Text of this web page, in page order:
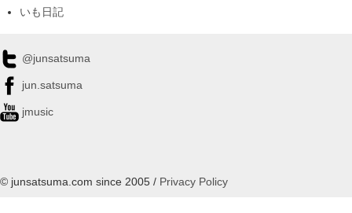
いも日記
@junsatsuma
jun.satsuma
jmusic
© junsatsuma.com since 2005 / Privacy Policy